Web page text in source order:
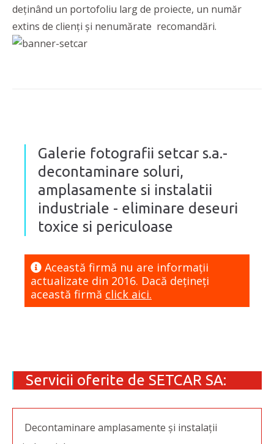
deținând un portofoliu larg de proiecte, un număr
extins de clienți și nenumărate recomandări.
Galerie fotografii setcar s.a.-
decontaminare soluri,
amplasamente si instalatii
industriale - eliminare deseuri
toxice si periculoase
Această firmă nu are informaţii
actualizate din 2016. Dacă dețineți
această firmă click aici.
Servicii oferite de SETCAR SA:
Decontaminare amplasamente și instalații